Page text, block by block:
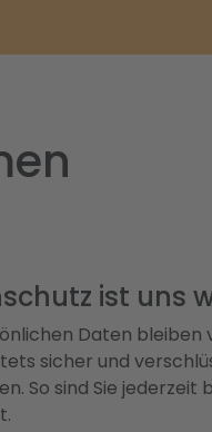
ist uns
Daten bleiben
sicher und
So sind Sie jederzeit